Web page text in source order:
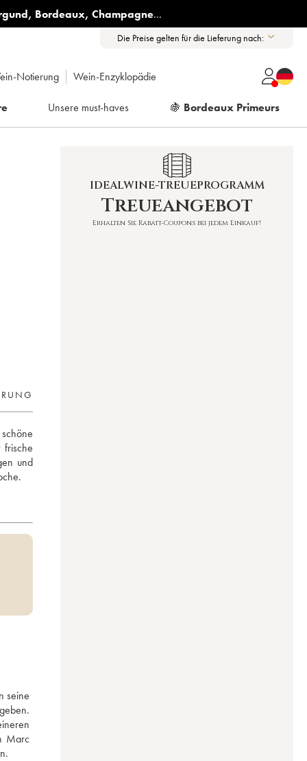
, Bordeaux, Champagne...
Die Preise gelten für die Lieferung nach:
Notierung Wein-Enzyklopädie
Unsere must-haves 🍇 Bordeaux Primeurs
und
seine
Marc
IDEALWINE-TREUEPROGRAMM
Treueangebot
Erhalten Sie Rabatt-Coupons bei jedem Einkauf!